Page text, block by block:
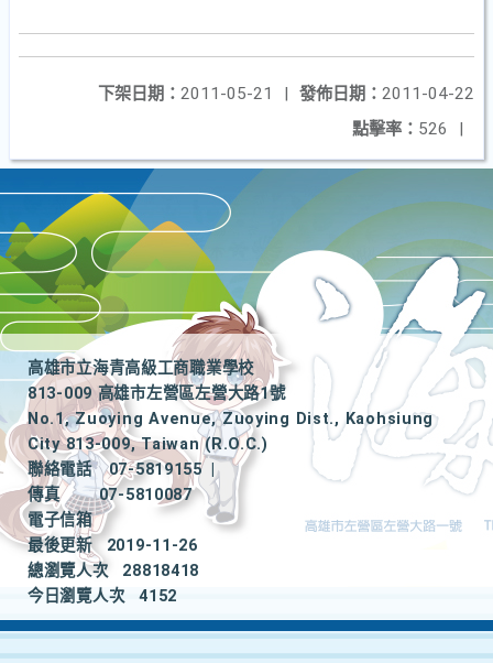
發佈日期： 2011-04-22
下架日期： 2011-05-21
|
點擊率： 526 |
高雄市立海青高級工商職業學校
813-009 高雄市左營區左營大路1號
No.1, Zuoying Avenue, Zuoying Dist., Kaohsiung
City 813-009, Taiwan (R.O.C.)
聯絡電話
07-5819155
|
傳真
07-5810087
電子信箱
最後更新
2019-11-26
總瀏覽人次
28818418
今日瀏覽人次
4152